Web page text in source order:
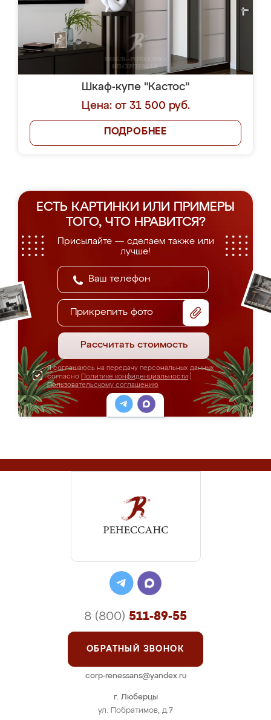
Шкаф-купе "Кастос"
Цена: от 31 500 руб.
ПОДРОБНЕЕ
ЕСТЬ КАРТИНКИ ИЛИ ПРИМЕРЫ
ТОГО, ЧТО НРАВИТСЯ?
Присылайте — сделаем также или
лучше!
Прикрепить фото
Рассчитать стоимость
Я соглашаюсь на передачу персональных данных
согласно Политике конфиденциальности
Пользовательскому соглашению
г. Люберцы
ул. Побратимов, д.7
8 (800) 511-89-55
ОБРАТНЫЙ ЗВОНОК
corp-renessans@yandex.ru